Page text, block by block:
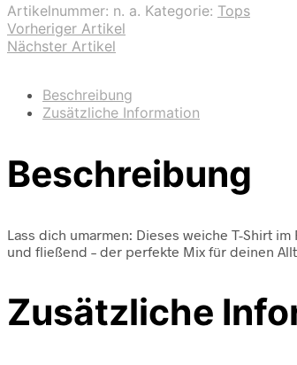
Artikelnummer: n. a. Kategorie: Tops
Vorheriger Artikel
Nächster Artikel
Beschreibung
Zusätzliche Information
Beschreibung
Lass dich umarmen: Dieses weiche T-Shirt
und fließend – der perfekte Mix für deinen
Zusätzliche